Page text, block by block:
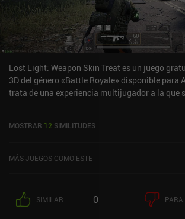
Lost Light: Weapon Skin Treat es un juego
3D del género «Battle Royale» disponible para
trata de una experiencia multijugador a la que
Treat se lanzó en noviembre de 2021 y tiene
App Store de iOS.
MOSTRAR 12 SIMILITUDES
MÁS JUEGOS COMO ESTE
SIMILAR 0